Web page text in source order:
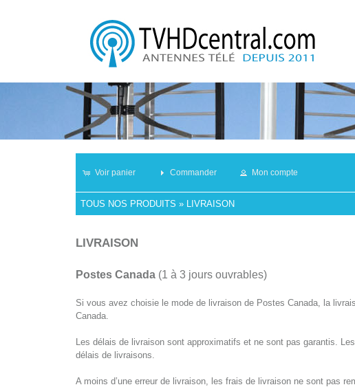
Voir panier Commander Mon compte
TOUS NOS PRODUITS » LIVRAISON
LIVRAISON
Postes Canada (1 à 3 jours ouvrables)
Si vous avez choisie le mode de livraison de Postes Canada, la
Canada.
Les délais de livraison sont approximatifs et ne sont pas garantis.
délais de livraisons.
A moins d’une erreur de livraison, les frais de livraison ne sont pas